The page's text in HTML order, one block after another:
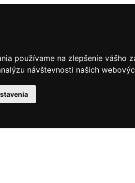
používame na zlepšenie
návštevnosti našich